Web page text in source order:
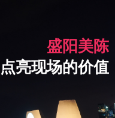
18年好口碑
专业场景布置